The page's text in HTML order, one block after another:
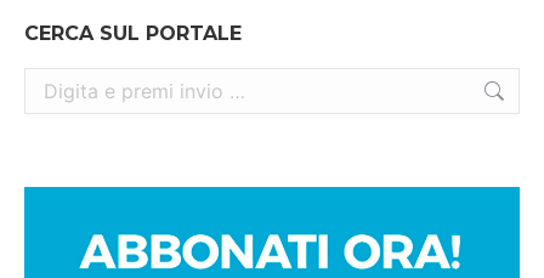
CERCA SUL PORTALE
Cerca: